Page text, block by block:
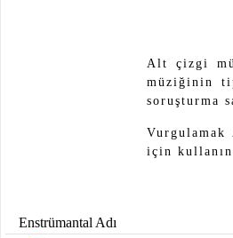
Alt çizgi
müziğinin
soruşturma
için
Enstrümantal Adı